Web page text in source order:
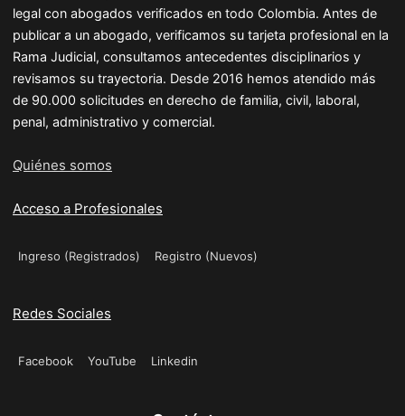
legal con abogados verificados en todo Colombia. Antes de
publicar a un abogado, verificamos su tarjeta profesional en la
Rama Judicial, consultamos antecedentes disciplinarios y
revisamos su trayectoria. Desde 2016 hemos atendido más
de 90.000 solicitudes en derecho de familia, civil, laboral,
penal, administrativo y comercial.
Quiénes somos
Acceso a Profesionales
Ingreso (Registrados) Registro (Nuevos)
Redes Sociales
Facebook YouTube Linkedin